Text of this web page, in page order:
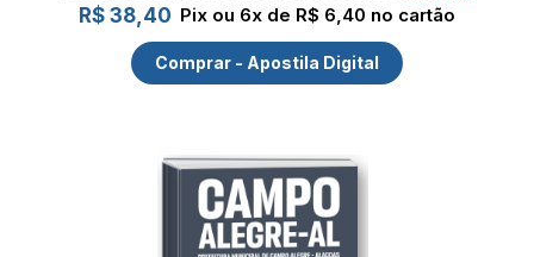
R$ 38,40 Pix ou 6x de R$ 6,40 no cartão
Comprar - Apostila Digital